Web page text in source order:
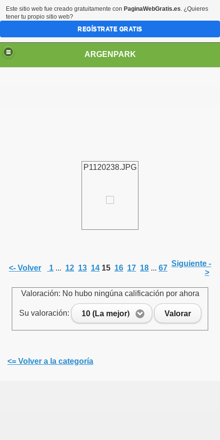
ARGENPARK
P1120238.JPG
<- Volver 1 ... 12 13 14 15 16 17 18 ... 67
Siguiente -
>
Valoración: No hubo ningúna calificación por ahora
Su valoración: 10 (La mejor) Valorar
<= Volver a la categoría
Este sitio web fue creado gratuitamente con PaginaWebGratis.es. ¿Quieres
tener tu propio sitio web?
REGÍSTRATE GRATIS